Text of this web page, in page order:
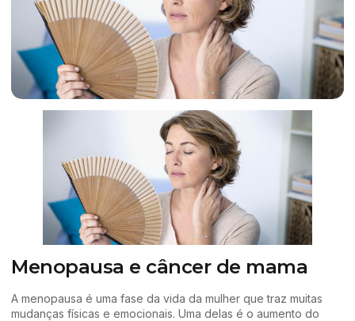
Menopausa e câncer de mama
A menopausa é uma fase da vida da mulher que traz muitas
mudanças físicas e emocionais. Uma delas é o aumento do